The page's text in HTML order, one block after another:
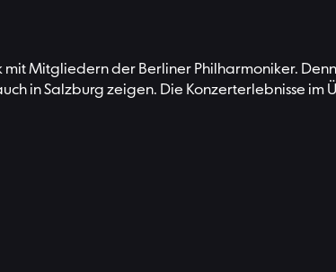
mit Mitgliedern der Berliner Philharmoniker.
in Salzburg zeigen. Die Konzerterlebnisse im